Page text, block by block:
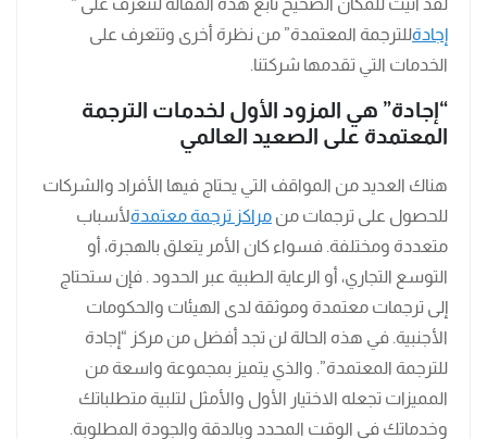
لقد أتيت للمكان الصحيح تابع هذه المقالة لتتعرف على “
إجادةللترجمة المعتمدة” من نظرة أخرى وتتعرف على
الخدمات التي تقدمها شركتنا.
“إجادة” هي المزود الأول لخدمات الترجمة
المعتمدة على الصعيد العالمي
هناك العديد من المواقف التي يحتاج فيها الأفراد والشركات
للحصول على ترجمات من مراكز ترجمة معتمدةلأسباب
متعددة ومختلفة. فسواء كان الأمر يتعلق بالهجرة، أو
التوسع التجاري، أو الرعاية الطبية عبر الحدود . فإن ستحتاج
إلى ترجمات معتمدة وموثقة لدى الهيئات والحكومات
الأجنبية. في هذه الحالة لن تجد أفضل من مركز “إجادة
للترجمة المعتمدة”. والذي يتميز بمجموعة واسعة من
المميزات تجعله الاختيار الأول والأمثل لتلبية متطلباتك
وخدماتك في الوقت المحدد وبالدقة والجودة المطلوبة.